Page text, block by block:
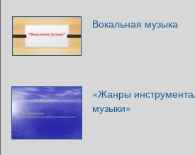
Вокальная музыка
«Жанры
музыки»